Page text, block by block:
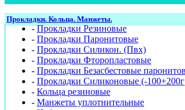
Прокладки. Кольца. Манжеты.
-Прокладки Резиновые
- Прокладки Паронитовые
- Прокладки Силикон. (Пвх)
- Прокладки Фторопластовые
- Прокладки Безасбестовые
- Прокладки Силиконовые (-
- Кольца резиновые
- Манжеты уплотнительные